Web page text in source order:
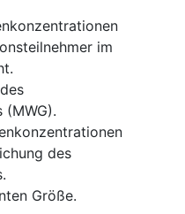
im
(MWG).
des
Größe.